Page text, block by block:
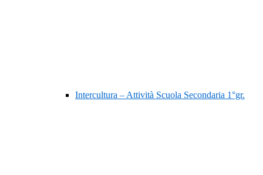
Intercultura – Attività Scuola Secondaria 1°gr.